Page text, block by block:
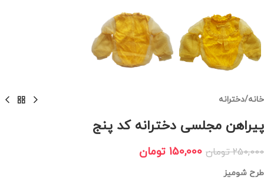
خانه/دخترانه
پیراهن مجلسی دخترانه کد پنج
250,000 تومان 150,000 تومان
طرح شومیز